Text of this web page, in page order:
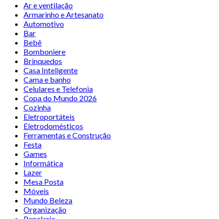
Ar e ventilação
Armarinho e Artesanato
Automotivo
Bar
Bebê
Bomboniere
Brinquedos
Casa Inteligente
Cama e banho
Celulares e Telefonia
Copa do Mundo 2026
Cozinha
Eletroportáteis
Eletrodomésticos
Ferramentas e Construção
Festa
Games
Informática
Lazer
Mesa Posta
Móveis
Mundo Beleza
Organização